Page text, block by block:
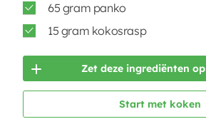
65 gram panko
15 gram kokosrasp
Zet deze ingrediënten
Start met koken